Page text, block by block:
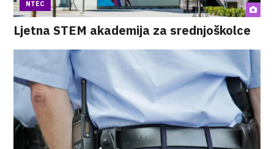
NTEC
Ljetna STEM akademija za srednjoškolce